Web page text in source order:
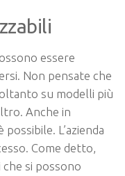
essere
Non pensate che
su modelli più
Anche in
L’azienda
Come detto,
si possono